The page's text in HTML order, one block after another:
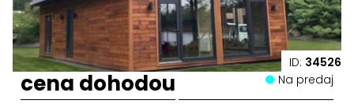
ID: 34526
cena dohodou Na predaj